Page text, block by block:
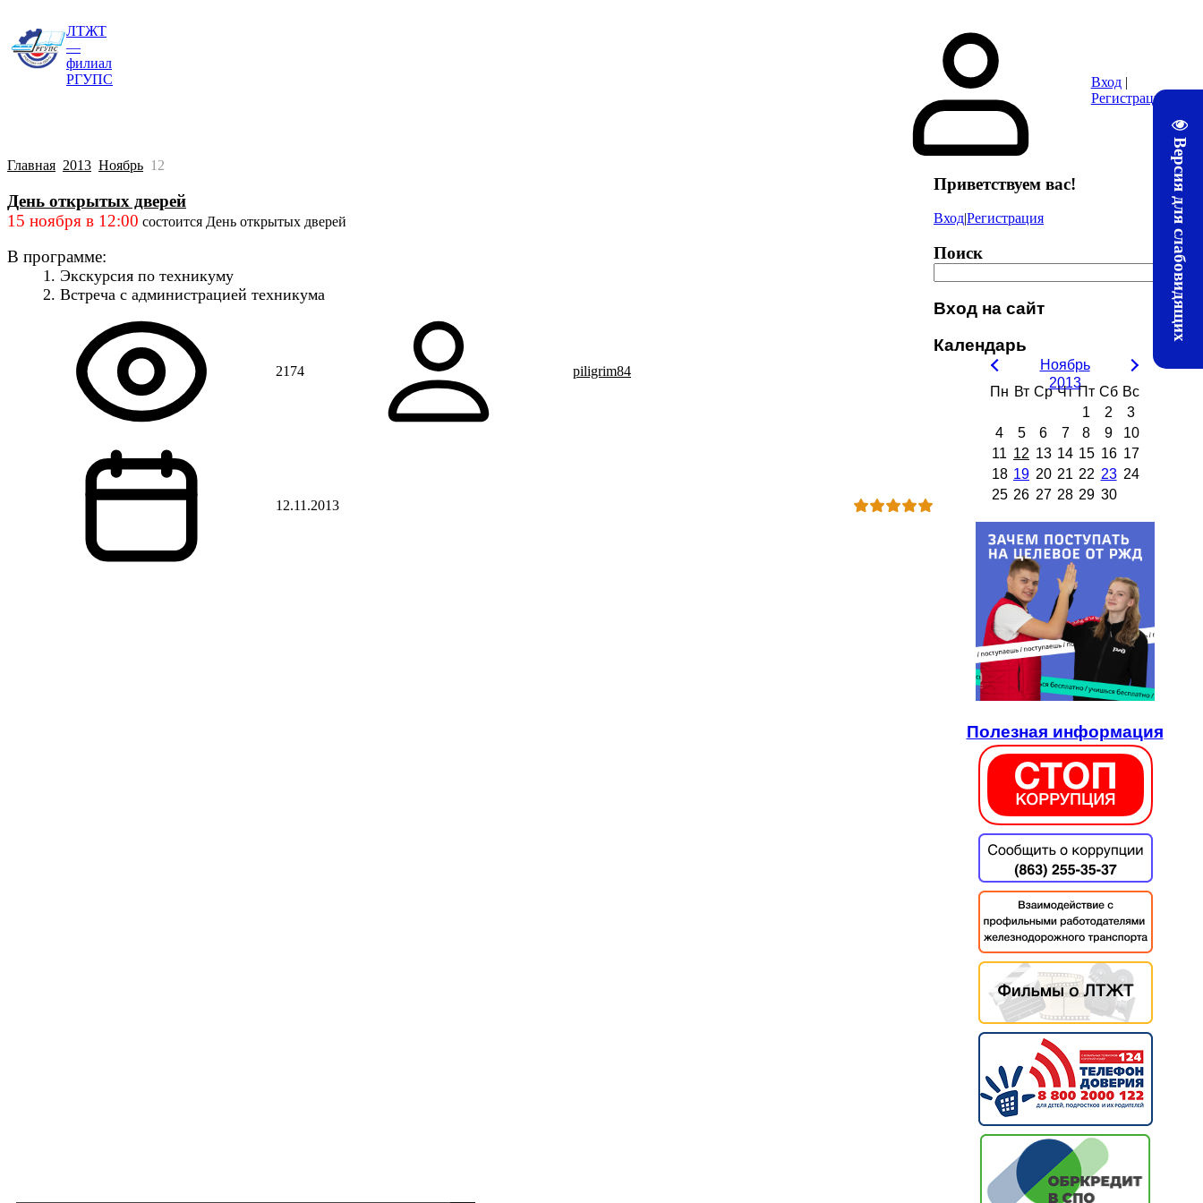
Версия для слабовидящих
ЛТЖТ
—
филиал
РГУПС
Методические материалы ЛТЖТ
Вход|
Регистрация
Главная 2013 Ноябрь 12
День открытых дверей
15 ноября в 12:00 состоится День открытых дверей
В программе:
1. Экскурсия по техникуму
2. Встреча с администрацией техникума
2174 piligrim84
12.11.2013
Приветствуем вас!
Вход|Регистрация
Поиск
Вход на сайт
Календарь
Ноябрь
2013
Пн Вт Ср Чт Пт Сб Вс
1
2
3
4
5 6 7 8 9
10
11 12 13 14 15 16 17
18 19 20 21 22 23 24
25 26 27 28 29 30
Полезная информация